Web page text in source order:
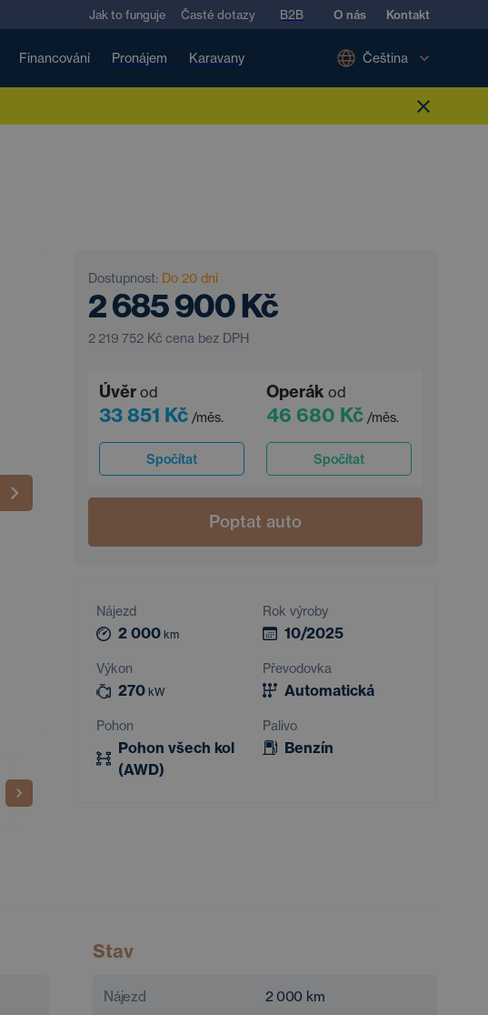
Jak to funguje Časté dotazy B2B O nás Kontakt
Financování Pronájem Karavany Čeština
Dostupnost: Do 20 dní
2 685 900 Kč
2 219 752 Kč cena bez DPH
Úvěr od
33 851 Kč /měs.
Spočítat
Operák od
46 680 Kč /měs.
Spočítat
Poptat auto
Nájezd
2 000 km
Rok výroby
10/2025
Výkon
270 kW
Převodovka
Automatická
Pohon
Pohon všech kol
(AWD)
Palivo
Benzín
Stav
Nájezd 2 000 km